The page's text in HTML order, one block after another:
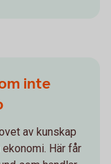
inte
av kunskap
Här får